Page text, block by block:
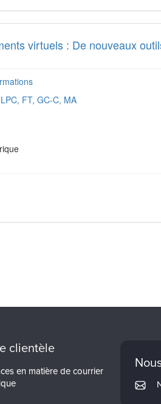
virtuels : De nouveaux
FT, GC-C, MA
clientèle
en matière de courrier